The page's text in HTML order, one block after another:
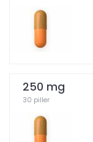
250 mg
30 piller